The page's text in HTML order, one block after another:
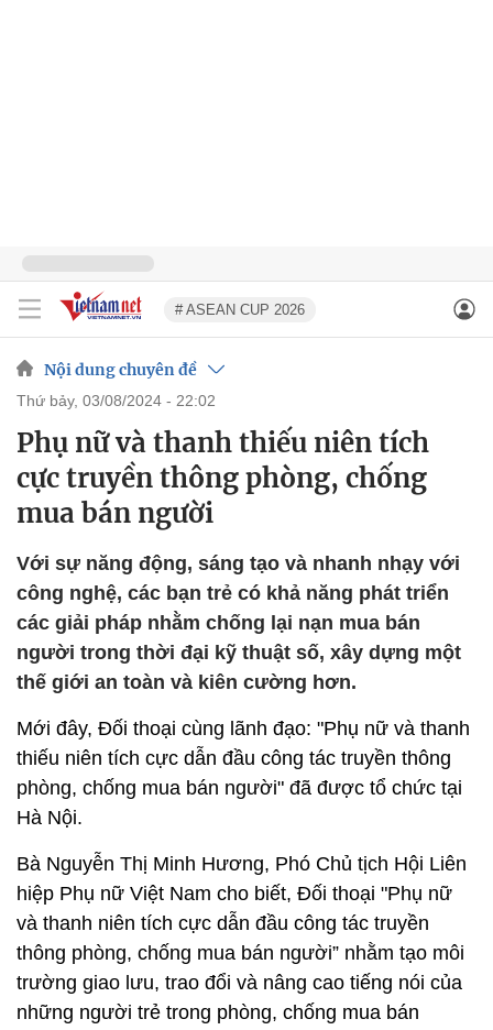
# ASEAN CUP 2026
Nội dung chuyên đề
thứ bảy, 03/08/2024 - 22:02
Phụ nữ và thanh thiếu niên tích
cực truyền thông phòng, chống
mua bán người
Với sự năng động, sáng tạo và nhanh nhạy với
công nghệ, các bạn trẻ có khả năng phát triển
các giải pháp nhằm chống lại nạn mua bán
người trong thời đại kỹ thuật số, xây dựng một
thế giới an toàn và kiên cường hơn.
Mới đây, Đối thoại cùng lãnh đạo: "Phụ nữ và thanh
thiếu niên tích cực dẫn đầu công tác truyền thông
phòng, chống mua bán người" đã được tổ chức tại
Hà Nội.
Bà Nguyễn Thị Minh Hương, Phó Chủ tịch Hội Liên
hiệp Phụ nữ Việt Nam cho biết, Đối thoại "Phụ nữ
và thanh niên tích cực dẫn đầu công tác truyền
thông phòng, chống mua bán người” nhằm tạo môi
trường giao lưu, trao đổi và nâng cao tiếng nói của
những người trẻ trong phòng, chống mua bán